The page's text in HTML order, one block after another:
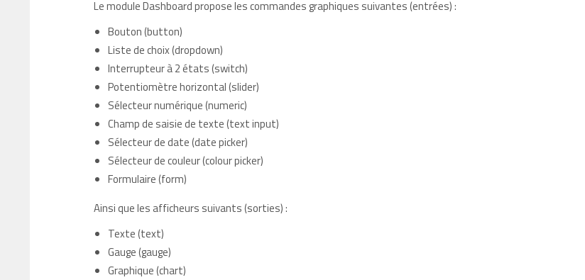
Le module Dashboard propose les commandes graphiques suivantes (entrées) :
Bouton (button)
Liste de choix (dropdown)
Interrupteur à 2 états (switch)
Potentiomètre horizontal (slider)
Sélecteur numérique (numeric)
Champ de saisie de texte (text input)
Sélecteur de date (date picker)
Sélecteur de couleur (colour picker)
Formulaire (form)
Ainsi que les afficheurs suivants (sorties) :
Texte (text)
Gauge (gauge)
Graphique (chart)